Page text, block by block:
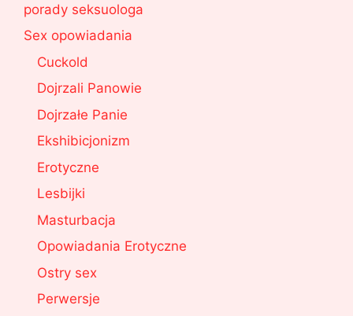
porady seksuologa
Sex opowiadania
Cuckold
Dojrzali Panowie
Dojrzałe Panie
Ekshibicjonizm
Erotyczne
Lesbijki
Masturbacja
Opowiadania Erotyczne
Ostry sex
Perwersje